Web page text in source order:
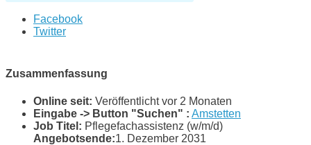
Facebook
Twitter
Zusammenfassung
Online seit: Veröffentlicht vor 2 Monaten
Eingabe -> Button "Suchen" : Amstetten
Job Titel: Pflegefachassistenz (w/m/d)
Angebotsende:1. Dezember 2031